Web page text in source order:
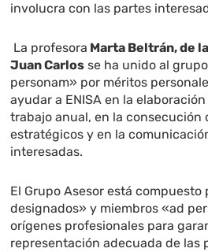
involucra con las partes
La profesora Marta Beltrán, de
Juan Carlos se ha unido al
personam» por méritos
ayudar a ENISA en la
trabajo anual, en la consecución
estratégicos y en la
interesadas.
El Grupo Asesor está compuesto
designados» y miembros «ad
orígenes profesionales para
representación adecuada de las